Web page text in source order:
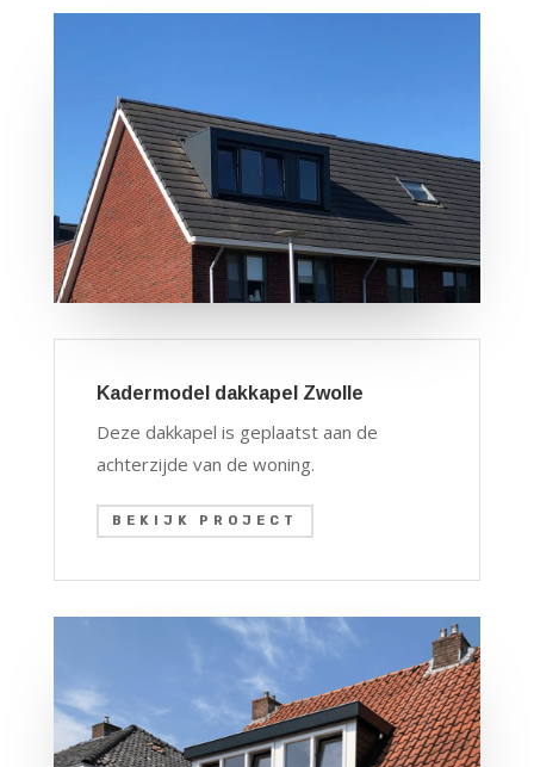
Kadermodel dakkapel Zwolle
Deze dakkapel is geplaatst aan de
achterzijde van de woning.
BEKIJK PROJECT